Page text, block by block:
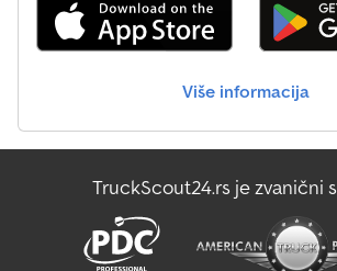
Više informacija
TruckScout24.rs je zvanični